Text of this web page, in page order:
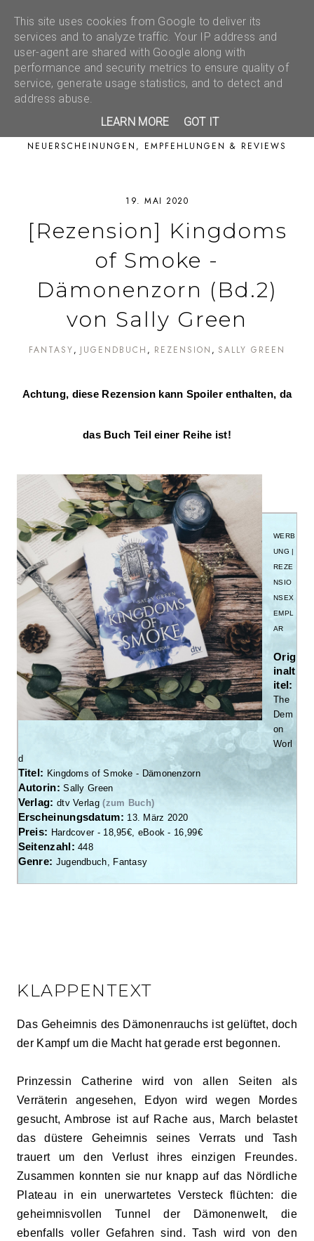
NEUERSCHEINUNGEN, EMPFEHLUNGEN & REVIEWS
19. MAI 2020
[Rezension] Kingdoms
of Smoke -
Dämonenzorn (Bd.2)
von Sally Green
FANTASY JUGENDBUCH REZENSION SALLY GREEN
Achtung, diese Rezension kann Spoiler enthalten, da
das Buch Teil einer Reihe ist!
WERB
UNG |
REZE
NSIO
NSEX
EMPL
AR
Orig
inalt
itel:
The
Dem
on
Worl
d
Titel: Kingdoms of Smoke - Dämonenzorn
Autorin:Sally Green
Verlag: dtv Verlag(zum Buch)
Erscheinungsdatum: 13. März 2020
Preis: Hardcover - 18,95€, eBook - 16,99€
Seitenzahl:448
Genre: Jugendbuch, Fantasy
KLAPPENTEXT
Das Geheimnis des Dämonenrauchs ist gelüftet, doch
der Kampf um die Macht hat gerade erst begonnen.
Prinzessin Catherine wird von allen Seiten als
Verräterin angesehen, Edyon wird wegen Mordes
gesucht, Ambrose ist auf Rache aus, March belastet
das düstere Geheimnis seines Verrats und Tash
trauert um den Verlust ihres einzigen Freundes.
Zusammen konnten sie nur knapp auf das Nördliche
Plateau in ein unerwartetes Versteck flüchten: die
geheimnisvollen Tunnel der Dämonenwelt, die
ebenfalls voller Gefahren sind. Tash wird von den
This site uses cookies from Google to deliver its
services and to analyze traffic. Your IP address and
user-agent are shared with Google along with
performance and security metrics to ensure quality of
service, generate usage statistics, and to detect and
address abuse.
LEARN MORE
GOT IT